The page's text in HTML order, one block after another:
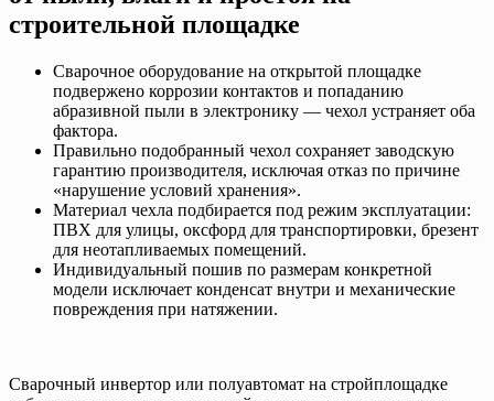
строительной площадке
Сварочное оборудование на открытой площадке
подвержено коррозии контактов и попаданию
абразивной пыли в электронику — чехол устраняет оба
фактора.
Правильно подобранный чехол сохраняет заводскую
гарантию производителя, исключая отказ по причине
«нарушение условий хранения».
Материал чехла подбирается под режим эксплуатации:
ПВХ для улицы, оксфорд для транспортировки, брезент
для неотапливаемых помещений.
Индивидуальный пошив по размерам конкретной
модели исключает конденсат внутри и механические
повреждения при натяжении.
Сварочный инвертор или полуавтомат на стройплощадке